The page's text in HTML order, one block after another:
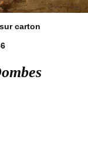
carton